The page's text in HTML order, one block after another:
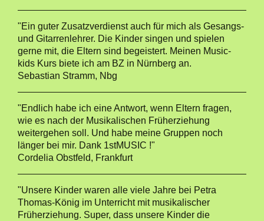
"Ein guter Zusatzverdienst auch für mich als Gesangs-
und Gitarrenlehrer. Die Kinder singen und spielen
gerne mit, die Eltern sind begeistert. Meinen Music-
kids Kurs biete ich am BZ in Nürnberg an.
Sebastian Stramm, Nbg
"Endlich habe ich eine Antwort, wenn Eltern fragen,
wie es nach der Musikalischen Früherziehung
weitergehen soll. Und habe meine Gruppen noch
länger bei mir. Dank 1stMUSIC !"
Cordelia Obstfeld, Frankfurt
"Unsere Kinder waren alle viele Jahre bei Petra
Thomas-König im Unterricht mit musikalischer
Früherziehung. Super, dass unsere Kinder die